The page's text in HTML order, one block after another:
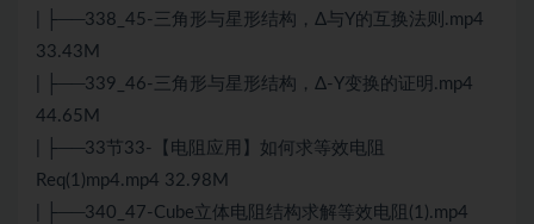
| ├──338_45-三角形与星形结构，Δ与Y的互换法则.mp4
33.43M
| ├──339_46-三角形与星形结构，Δ-Y变换的证明.mp4
44.65M
| ├──33节33-【电阻应用】如何求等效电阻
Req(1)mp4.mp4 32.98M
| ├──340_47-Cube立体电阻结构求解等效电阻(1).mp4